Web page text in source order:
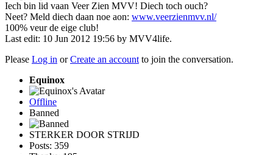
Iech bin lid vaan Veer Zien MVV! Diech toch ouch?
Neet? Meld diech daan noe aon: www.veerzienmvv.nl/
100% veur de eige club!
Last edit: 10 Jun 2012 19:56 by MVV4life.
Please Log in orCreate an account to join the conversation.
Equinox
Offline
Banned
STERKER DOOR STRIJD
Posts: 359